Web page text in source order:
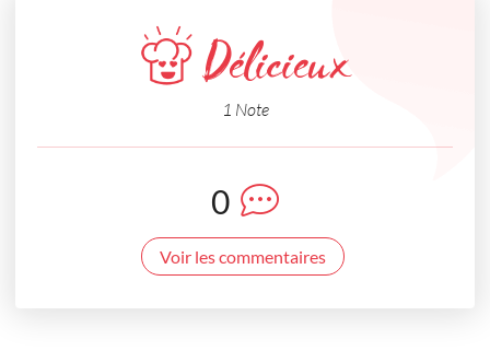
Délicieux
1 Note
0
Voir les commentaires